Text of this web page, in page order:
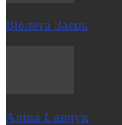
Віолета Заєць
Аліна Савчук